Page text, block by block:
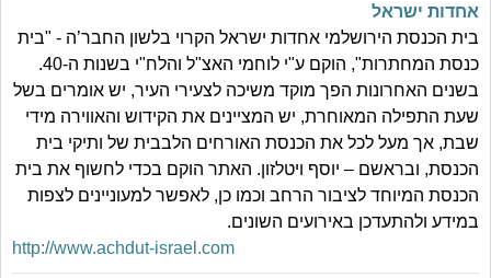
אחדות ישראל
בית הכנסת הירושלמי אחדות ישראל הקרוי בלשון החבר’ה - "בית
כנסת המחתרות", הוקם ע"י לוחמי האצ"ל והלח"י בשנות ה-40.
בשנים האחרונות הפך מוקד משיכה לצעירי העיר, יש אומרים בשל
שעת התפילה המאוחרת, יש המציינים את הקידוש והאווירה מידי
שבת, אך מעל לכל את הכנסת האורחים הלבבית של ותיקי בית
הכנסת, ובראשם – יוסף ויטלזון. האתר הוקם בכדי לחשוף את בית
הכנסת המיוחד לציבור הרחב וכמו כן, לאפשר למעוניינים לצפות
במידע ולהתעדכן באירועים השונים.
http://www.achdut-israel.com